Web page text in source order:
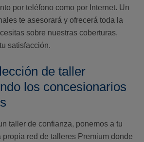
por teléfono como por Internet. Un
te asesorará y ofrecerá toda la
sobre nuestras coberturas,
satisfacción.
de taller
los concesionarios
taller de confianza, ponemos a tu
red de talleres Premium donde